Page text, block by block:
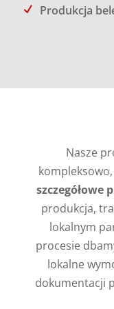
Produkcja
Nasze
produkcja,
lokalnym
procesie
lokalne
dokumentacji